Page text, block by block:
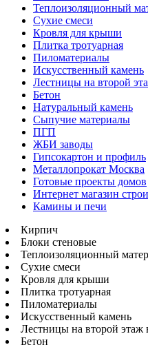
Теплоизоляционный
Сухие смеси
Кровля для крыши
Плитка тротуарная
Пиломатериалы
Искусственный камень
Лестницы на второй
Бетон
Натуральный камень
Сыпучие материалы
ПГП
ЖБИ заводы
Гипсокартон и профиль
Металлопрокат Москва
Готовые проекты домов
Интернет магазин
Камины и печи
Кирпич
Блоки стеновые
Теплоизоляционный
Сухие смеси
Кровля для крыши
Плитка тротуарная
Пиломатериалы
Искусственный камень
Лестницы на второй этаж
Бетон